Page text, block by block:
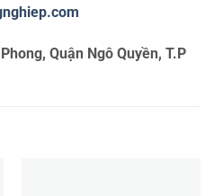
Quận Ngô Quyền, T.P